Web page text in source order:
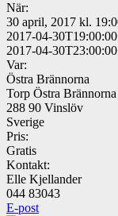
När:
30 april, 2017 kl.
2017-04-
2017-04-
Var:
Östra Brännorna
Torp Östra
288 90 Vinslöv
Sverige
Pris:
Gratis
Kontakt:
Elle Kjellander
044 83043
E-post